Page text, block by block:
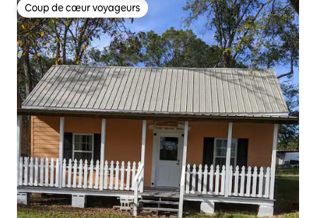
Coup de cœur voyageurs
Coup de cœur voyageurs